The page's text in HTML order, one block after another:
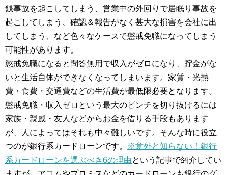
銭事故を起こしてしまう、営業中の外回りで居眠り事故を
起こしてしまう、確認＆報告がなく甚大な損害を会社に出
してしまう、など色々なケースで懲戒免職になってしまう
可能性があります。
懲戒免職になると問答無用で収入がゼロになり、貯金がな
いと生活自体ができなくなってしまいます。家賃・光熱
費・食費・交通費などの生活費が最低限必要となります。
懲戒免職・収入ゼロという最大のピンチを切り抜けるには
家族・親戚・友人などからお金を借りる手段もあります
が、人によってはそれも中々難しいです。そんな時に役立
つのが銀行系カードローンです。
※意外と知らない！銀行
系カードローンを選ぶべき6の理由という記事で紹介してい